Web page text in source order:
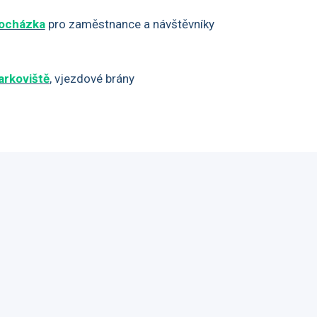
pro zaměstnance a návštěvníky
, vjezdové brány